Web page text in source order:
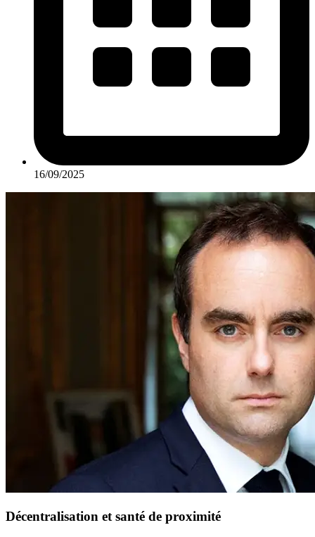
16/09/2025
Décentralisation et santé de proximité